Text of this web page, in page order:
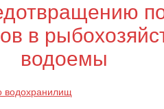
в
водоемы
водохранилищ